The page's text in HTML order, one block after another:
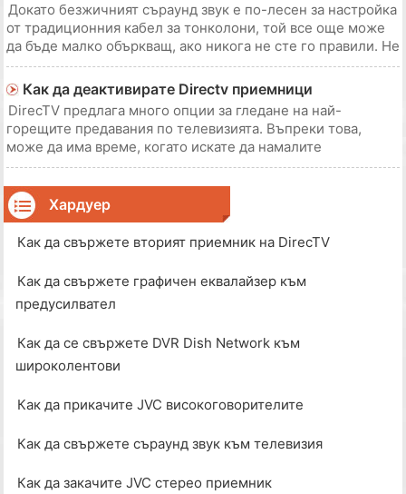
Докато безжичният съраунд звук е по-лесен за настройка
от традиционния кабел за тонколони, той все още може
да бъде малко объркващ, ако никога не сте го правили. Не
се притеснявайте, но отпадането на кабелите означава, че
ще ви спести неприятности и с няколко връзки ще бъдете
готови да се насладите
Как да деактивирате Directv приемници
DirecTV предлага много опции за гледане на най-
горещите предавания по телевизията. Въпреки това,
може да има време, когато искате да намалите
програмирането до по-малък брой телевизори в дома.
Такива случаи биха могли да включват преместване в по-
малък дом или на дете, което отива в колеж. Най-добри
Хардуер
Как да свържете вторият приемник на DirecTV
Как да свържете графичен еквалайзер към
предусилвател
Как да се свържете DVR Dish Network към
широколентови
Как да прикачите JVC високоговорителите
Как да свържете съраунд звук към телевизия
Как да закачите JVC стерео приемник